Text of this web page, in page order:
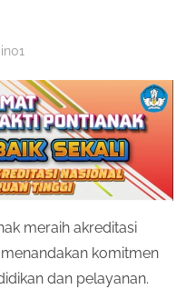
meraih akreditasi
menandakan komitmen
dan pelayanan.